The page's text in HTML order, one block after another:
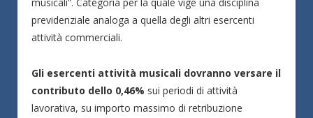
musicali”. Categoria per la quale vige una disciplina
previdenziale analoga a quella degli altri esercenti
attività commerciali.
Gli esercenti attività musicali dovranno versare il
contributo dello 0,46% sui periodi di attività
lavorativa, su importo massimo di retribuzione